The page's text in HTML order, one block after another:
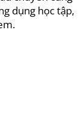
dụng học tập,